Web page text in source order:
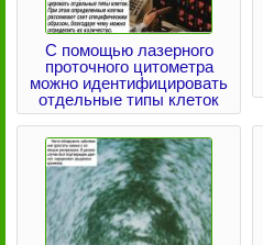
С помощью лазерного
проточного цитометра
можно идентифицировать
отдельные типы клеток